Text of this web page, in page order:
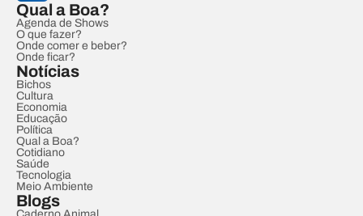
Qual a Boa?
Agenda de Shows
O que fazer?
Onde comer e beber?
Onde ficar?
Notícias
Bichos
Cultura
Economia
Educação
Política
Qual a Boa?
Cotidiano
Saúde
Tecnologia
Meio Ambiente
Blogs